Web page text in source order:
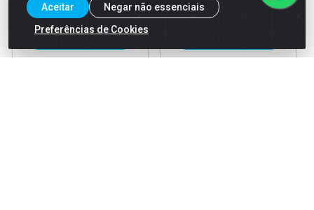
Faça seu login ou
cadastre-se para
ver preços e
Faça seu login ou
cadastre-se para
Aceitar
Negar não essenciais
Preferências de Cookies